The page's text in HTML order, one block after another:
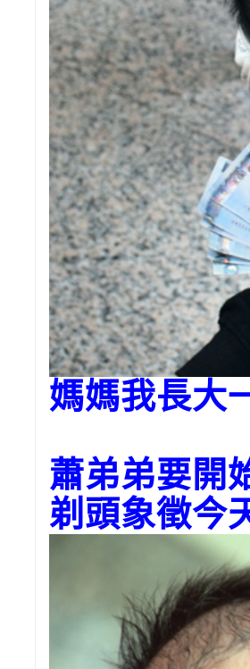
媽媽我長大
蕭弟弟要開
剃頭象徵今